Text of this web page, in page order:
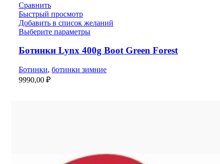
Сравнить
Быстрый просмотр
Добавить в список желаний
Выберите параметры
Ботинки Lynx 400g Boot Green Forest
Ботинки, ботинки зимние
9990,00 ₽